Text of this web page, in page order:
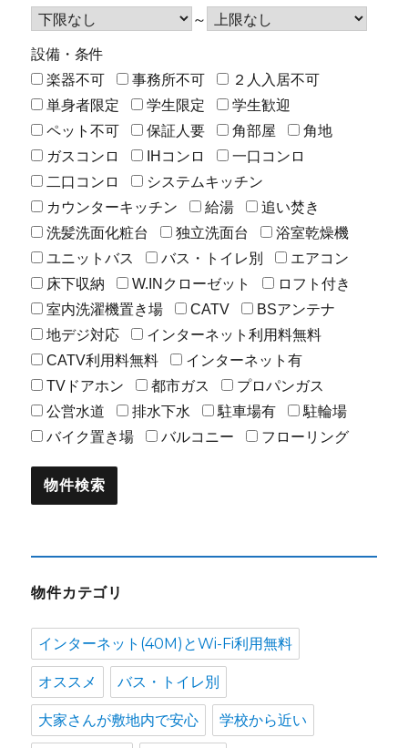
～
設備・条件
楽器不可
事務所不可
２人入居不可
単身者限定
学生限定
学生歓迎
ペット不可
保証人要 角部屋
角地
ガスコンロ
IHコンロ
一口コンロ
二口コンロ
システムキッチン
カウンターキッチン
給湯
追い焚き
洗髪洗面化粧台
独立洗面台
浴室乾燥機
ユニットバス
バス・トイレ別
エアコン
床下収納
W.INクローゼット
ロフト付き
室内洗濯機置き場
CATV
BSアンテナ
地デジ対応
インターネット利用料無料
CATV利用料無料
インターネット有
TVドアホン
都市ガス
プロパンガス
公営水道
排水下水 駐車場有
駐輪場
バイク置き場
バルコニー フローリング
物件カテゴリ
インターネット(40M)とWi-Fi利用無料
オススメ バス・トイレ別
大家さんが敷地内で安心 学校から近い